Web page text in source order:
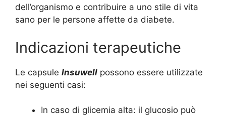
dell’organismo e contribuire a uno stile di vita
sano per le persone affette da diabete.
Indicazioni terapeutiche
Le capsule Insuwell possono essere utilizzate
nei seguenti casi:
In caso di glicemia alta: il glucosio può